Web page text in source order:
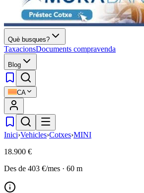
Què busques?
TaxacionsDocuments compravenda
Blog
CA
Inici›Vehicles›Cotxes›MINI
18.900 €
Des de 403 €/mes · 60 m